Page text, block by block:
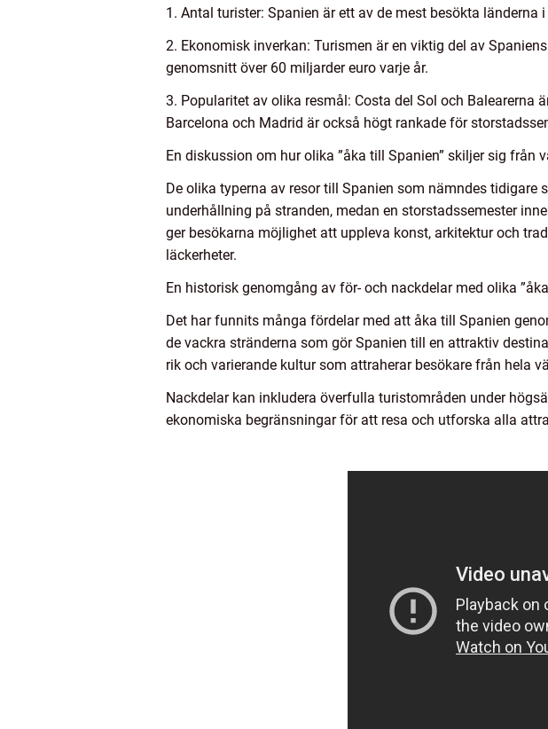
1. Antal turister: Spanien är ett av de mest besökta
2. Ekonomisk inverkan: Turismen är en viktig del av
genomsnitt över 60 miljarder euro varje år.
3. Popularitet av olika resmål: Costa del Sol och Balearerna
Barcelona och Madrid är också högt rankade för
En diskussion om hur olika ”åka till Spanien” skiljer sig från
De olika typerna av resor till Spanien som nämndes
underhållning på stranden, medan en storstadssemester
ger besökarna möjlighet att uppleva konst, arkitektur och
läckerheter.
En historisk genomgång av för- och nackdelar med olika
Det har funnits många fördelar med att åka till Spanien
de vackra stränderna som gör Spanien till en attraktiv
rik och varierande kultur som attraherar besökare från hela
Nackdelar kan inkludera överfulla turistområden under
ekonomiska begränsningar för att resa och utforska alla